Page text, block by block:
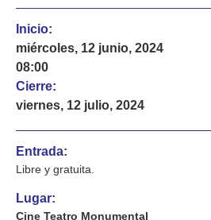
Inicio:
miércoles, 12 junio, 2024
08:00
Cierre:
viernes, 12 julio, 2024
Entrada:
Libre y gratuita.
Lugar:
Cine Teatro Monumental